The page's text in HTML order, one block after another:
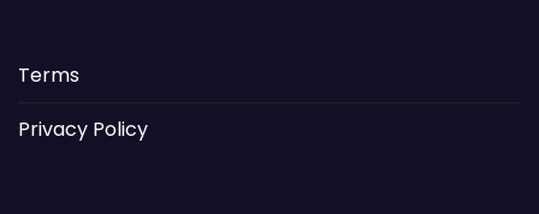
Terms
Privacy Policy